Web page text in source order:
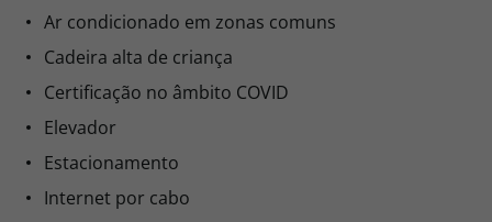
Ar condicionado em zonas comuns
Cadeira alta de criança
Certificação no âmbito COVID
Elevador
Estacionamento
Internet por cabo